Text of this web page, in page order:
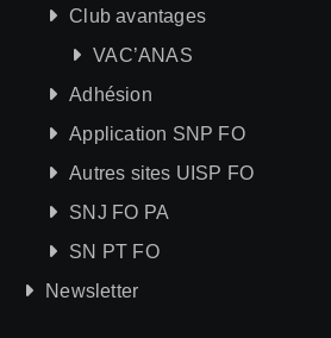
Club avantages
VAC’ANAS
Adhésion
Application SNP FO
Autres sites UISP FO
SNJ FO PA
SN PT FO
Newsletter